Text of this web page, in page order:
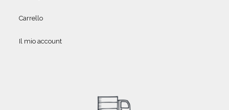
Carrello
Il mio account